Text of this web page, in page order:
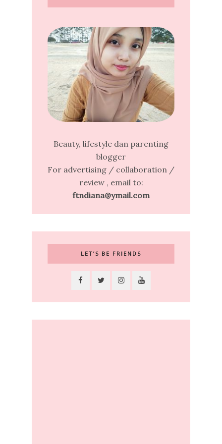
Beauty, lifestyle dan parenting
blogger
For advertising / collaboration /
review , email to:
ftndiana@ymail.com
LET’S BE FRIENDS